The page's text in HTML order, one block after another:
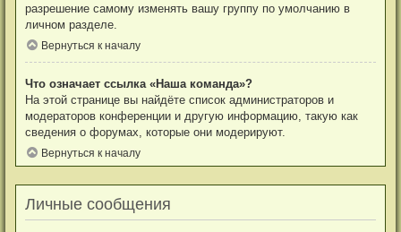
разрешение самому изменять вашу группу по умолчанию в
личном разделе.
Вернуться к началу
Что означает ссылка «Наша команда»?
На этой странице вы найдёте список администраторов и
модераторов конференции и другую информацию, такую как
сведения о форумах, которые они модерируют.
Вернуться к началу
Личные сообщения